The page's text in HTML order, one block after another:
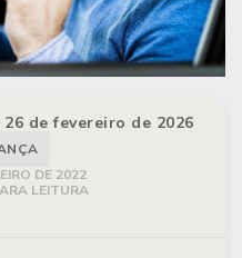
de fevereiro de 2026
DE 2022
LEITURA